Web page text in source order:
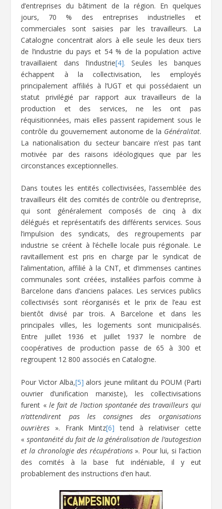
d’entreprises du bâtiment de la région. En quelques
jours, 70 % des entreprises industrielles et
commerciales sont saisies par les travailleurs. La
Catalogne concentrait alors à elle seule les deux tiers
de l’industrie du pays et 54 % de la population active
travaillaient dans l’industrie[4]. Seules les banques
échappent à la collectivisation, les employés
principalement affiliés à l’UGT et qui possédaient un
statut privilégié par rapport aux travailleurs de la
production et des services, ne les ont pas
réquisitionnées, mais elles passent rapidement sous le
contrôle du gouvernement autonome de la Généralitat.
La nationalisation du secteur bancaire n’est pas tant
motivée par des raisons idéologiques que par les
circonstances exceptionnelles.
Dans toutes les entités collectivisées, l’assemblée des
travailleurs élit des comités de contrôle ou d’entreprise,
qui sont généralement composés de cinq à dix
délégués et représentatifs des différents services. Sous
l’impulsion des syndicats, des regroupements par
industrie se créent à l’échelle locale puis régionale. Le
ravitaillement est pris en charge par le syndicat de
l’alimentation, affilié à la CNT, et d’immenses cantines
communales sont créées, installées parfois comme à
Barcelone dans d’anciens palaces. Les services publics
collectivisés sont réorganisés et le prix de l’eau est
bientôt divisé par trois. A Barcelone et dans les
principales villes, les logements sont municipalisés.
Entre juillet 1936 et juillet 1937 le nombre de
coopératives de production passe de 65 à 300 et
regroupent 12 800 associés en Catalogne.
Pour Victor Alba,[5] alors jeune militant du POUM (Parti
ouvrier d’unification marxiste), les collectivisations
furent «le fait de l’action spontanée des travailleurs qui
n’attendirent pas les consignes des organisations
ouvrières ». Frank Mintz[6] tend à relativiser cette
« spontanéité du fait de la généralisation de l’autogestion
et la chronologie des récupérations». Pour lui, si l’action
des comités à la base fut indéniable, il y eut
probablement des instructions d’en haut.